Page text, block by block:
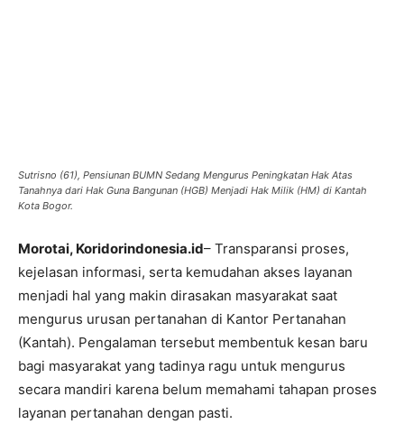
Sutrisno (61), Pensiunan BUMN Sedang Mengurus Peningkatan Hak Atas
Tanahnya dari Hak Guna Bangunan (HGB) Menjadi Hak Milik (HM) di Kantah
Kota Bogor. ‎
Morotai, Koridorindonesia.id– Transparansi proses,
kejelasan informasi, serta kemudahan akses layanan
menjadi hal yang makin dirasakan masyarakat saat
mengurus urusan pertanahan di Kantor Pertanahan
(Kantah). Pengalaman tersebut membentuk kesan baru
bagi masyarakat yang tadinya ragu untuk mengurus
secara mandiri karena belum memahami tahapan proses
layanan pertanahan dengan pasti.